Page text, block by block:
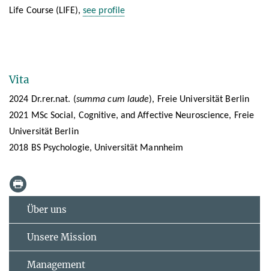
Life Course (LIFE), see profile
Vita
2024 Dr.rer.nat. (summa cum laude), Freie Universität Berlin
2021 MSc Social, Cognitive, and Affective Neuroscience, Freie
Universität Berlin
2018 BS Psychologie, Universität Mannheim
Über uns
Unsere Mission
Management